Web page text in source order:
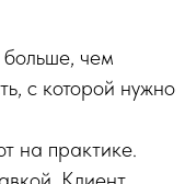
чем
с которой нужно
на практике.